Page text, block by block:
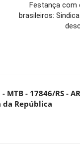
Festança com
brasileiros:
MTB - 17846/RS -
da República